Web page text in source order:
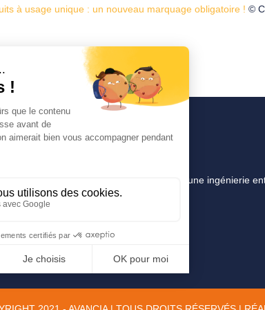
à usage unique : un nouveau marquage obligatoire ! ©
d’expertise comptable lyonnais pour une ingénierie
innovante et efficace.